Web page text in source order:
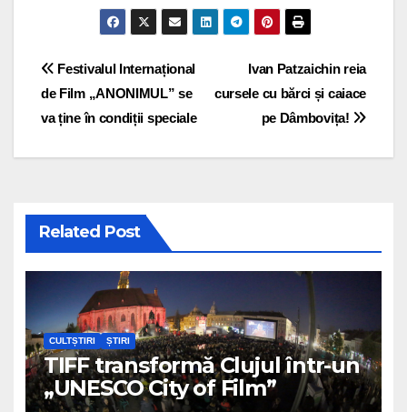
Post navigationIvan Patzaichin reia
cursele cu bărci și caiace
pe Dâmbovița!
Festivalul Internațional
de Film „ANONIMUL” se
va ține în condiții speciale
Related Post
CULTȘTIRI ȘTIRI
TIFF transformă Clujul într-un
„UNESCO City of Film”